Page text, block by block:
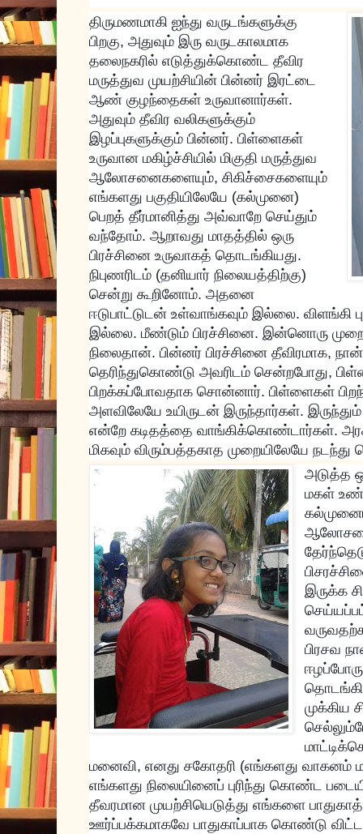
திருமணமாகி ஐந்து வருடங்களுக்கு
பிறகு, அதுவும் இரு வருடகாலமாக
தலைநகரில் எடுத்துக்கொண்ட தீவிர
மருத்துவ முயற்சியின் பின்னர் இரட்டை
ஆண் குழந்தைகள் உருவானார்கள்.
அதுவும் தீவிர வலிகளுக்கும்
இழப்புகளுக்கும் பின்னர். பிள்ளைகள்
உருவான மகிழ்ச்சியில் மிகுதி மருத்துவ
ஆலோசனைகளையும், சிகிச்சைகளையும்
எங்களது பகுதியிலேயே (கல்முனை)
பெறத் தீர்மானித்து அவ்வாறே செய்தும்
வந்தோம். ஆறாவது மாதத்தில் ஒரு
பிரச்சினை உருவாகத் தொடங்கியது.
நிபுணரிடம் (தனியார் நிலையத்திற்கு)
சென்று கூறினோம். அதனை
ஈடுபாட்டுடன் உள்வாங்கவும் இல்லை. விளங்கி
இல்லை. மீண்டும் பிரச்சினை. இன்னொரு
நிலைதான். பின்னர் பிரச்சினை தீவிரமாக,
தெரிந்துகொண்டு அவரிடம் சென்றபோது,
பிறக்கப்போவதாக சொன்னார். பிள்ளைகள்
அளவிலேயே உயிருடன் இருந்தார்கள்.
என்றே கடிதத்தை வாங்கிக்கொண்டார்கள்.
மிகவும் விரும்பத்தகாத முறையிலேயே
அடுத்த
மகள்
இருக்க
பிரசவ
முக்கிய
மனைவி, எனது சகோதரி (எங்களது வாகனம்
எங்களது நிலையினைப் புரிந்து கொண்ட
தீவரமான முயற்சியெடுத்து எங்களை
ஊர்ப்பக்கமாகவே பாதுகாப்பாக கொண்டு